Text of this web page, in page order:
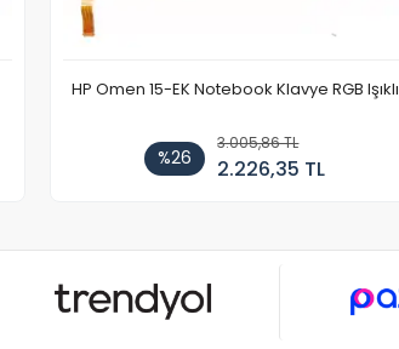
HP Omen 15-EK Notebook Klavye RGB Işıklı
%26
3.005,86 TL
2.226,35 TL